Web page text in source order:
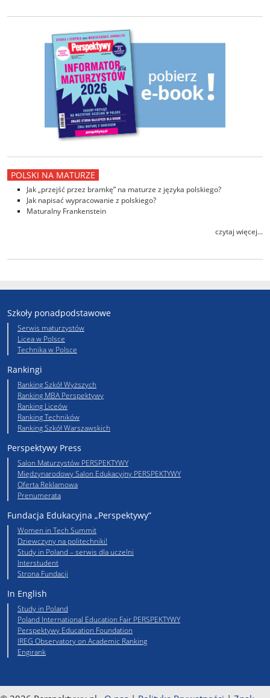
POLSKI NA MATURZE
Jak „przejść przez bramkę” na maturze z języka polskiego?
Jak napisać wypracowanie z polskiego?
Maturalny Frankenstein
czytaj więcej...
Szkoły ponadpodstawowe
Serwis maturzystów
Licea w Polsce
Technika w Polsce
Rankingi
Ranking Szkół Wyższych
Ranking MBA Perspektywy
Ranking Liceów
Ranking Techników
Ranking Szkół Warszawskich
Perspektywy Press
Salon Maturzystów PERSPEKTYWY
Międzynarodowy Salon Edukacyjny PERSPEKTYWY
Oferta Reklamowa
Prenumerata
Fundacja Edukacyjna „Perspektywy”
Women in Tech Summit
Dziewczyny na politechniki!
Study in Poland – serwis dla uczelni
Interstudent
Strona Fundacji
In English
Study in Poland
Poland International Education Fair PERSPEKTYWY
Perspektywy Education Foundation
IREG Observatory on Academic Ranking
Engirank